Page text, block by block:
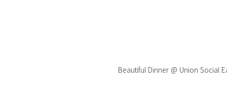
Beautiful Dinner @ Union Social